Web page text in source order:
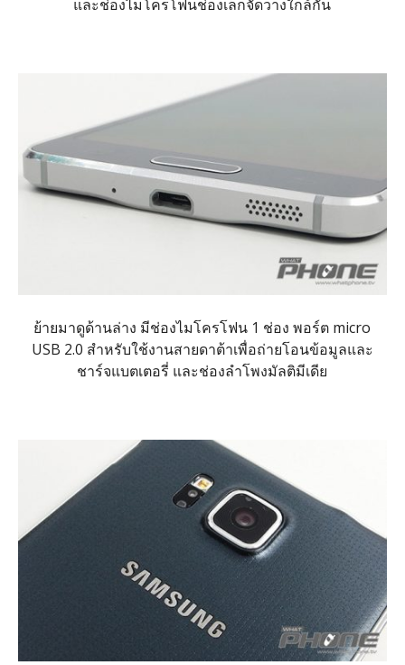
และช่องไมโครโฟนช่องเล็กจัดวางใกล้กัน
ย้ายมาดูด้านล่าง มีช่องไมโครโฟน 1 ช่อง พอร์ต micro
USB 2.0 สำหรับใช้งานสายดาต้าเพื่อถ่ายโอนข้อมูลและ
ชาร์จแบตเตอรี่ และช่องลำโพงมัลติมีเดีย